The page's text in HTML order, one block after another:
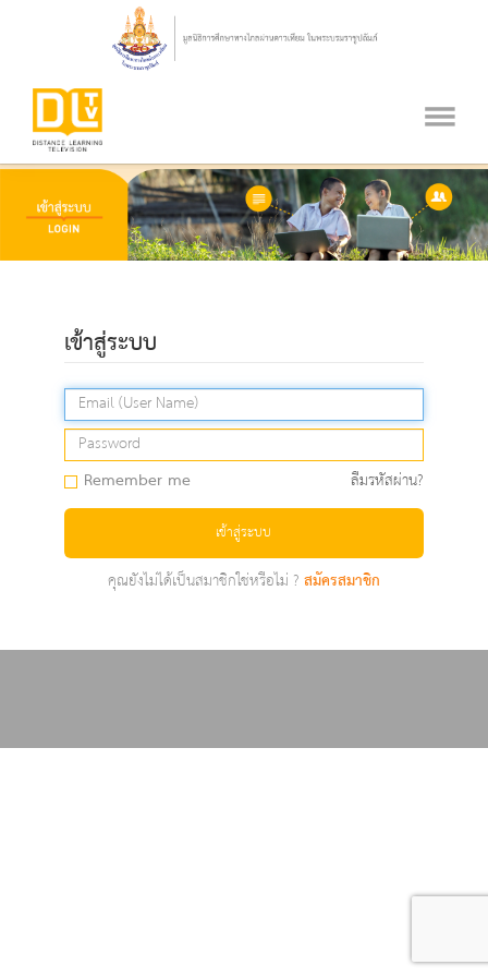
เข้าสู่ระบบ
Remember me ลืมรหัสผ่าน?
เข้าสู่ระบบ
คุณยังไม่ได้เป็นสมาชิกใช่หรือไม่ ?สมัครสมาชิก